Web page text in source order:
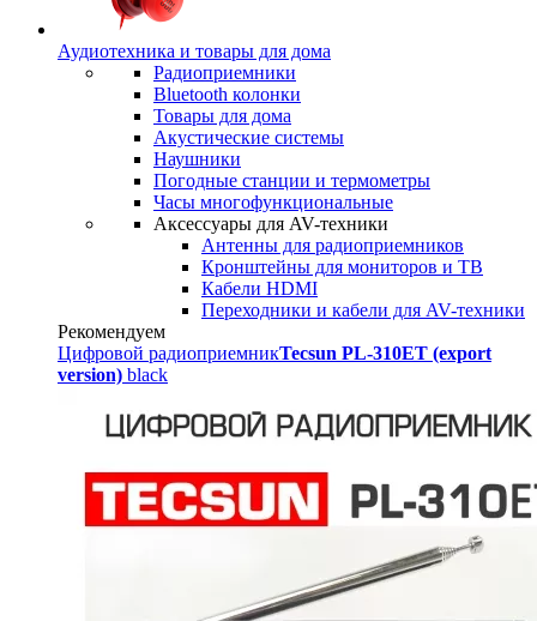
Аудиотехника и товары для дома
Радиоприемники
Bluetooth колонки
Товары для дома
Акустические системы
Наушники
Погодные станции и термометры
Часы многофункциональные
Аксессуары для AV-техники
Антенны для радиоприемников
Кронштейны для мониторов и ТВ
Кабели HDMI
Переходники и кабели для AV-техники
Рекомендуем
Цифровой радиоприемникTecsun PL-310ET (export
version) black